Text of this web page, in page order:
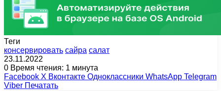
Теги
консервировать сайра салат
23.11.2022
0 Время чтения: 1 минута
Facebook X Вконтакте Одноклассники WhatsApp Telegram
Viber Печатать